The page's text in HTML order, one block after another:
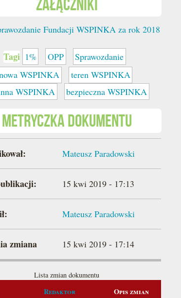
Załączniki
Fundacji WSPINKA za rok 2018
Tagi 1% OPP
Sprawozdanie
WSPINKA
teren WSPINKA
WSPINKA
bezpieczna WSPINKA
Metryczka dokumentu
Mateusz Paradowski
15 kwi 2019 - 17:13
Mateusz Paradowski
zmiana 15 kwi 2019 - 17:14
Lista zmian dokumentu
Redaktor Opis zmian